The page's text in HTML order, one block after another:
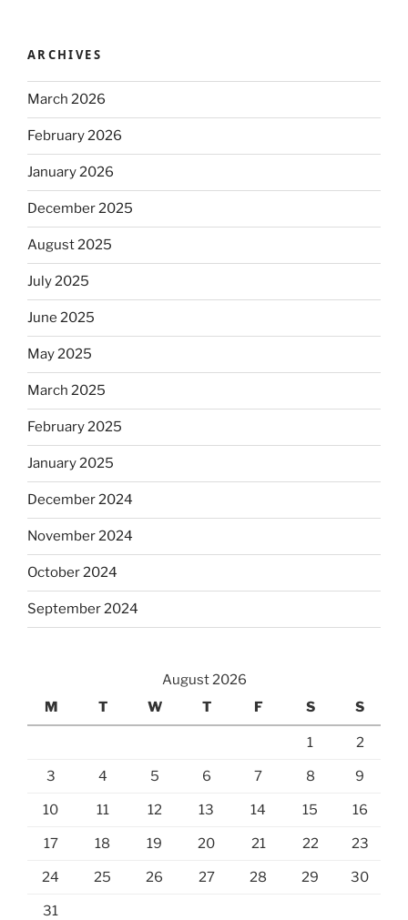
ARCHIVES
March 2026
February 2026
January 2026
December 2025
August 2025
July 2025
June 2025
May 2025
March 2025
February 2025
January 2025
December 2024
November 2024
October 2024
September 2024
August 2026
M
T W T F S S
1 2
3 4 5 6 7 8 9
10 11 12 13 14 15 16
17 18 19 20 21 22 23
24 25 26 27 28 29 30
31